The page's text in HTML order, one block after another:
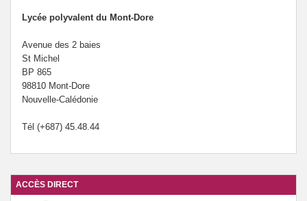
Lycée polyvalent du Mont-Dore
Avenue des 2 baies
St Michel
BP 865
98810 Mont-Dore
Nouvelle-Calédonie
Tél (+687) 45.48.44
ACCÈS DIRECT